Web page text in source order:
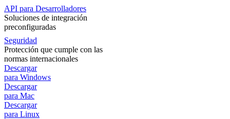
API para Desarrolladores
Soluciones de integración
preconfiguradas
Seguridad
Protección que cumple con las
normas internacionales
Descargar
para Windows
Descargar
para Mac
Descargar
para Linux